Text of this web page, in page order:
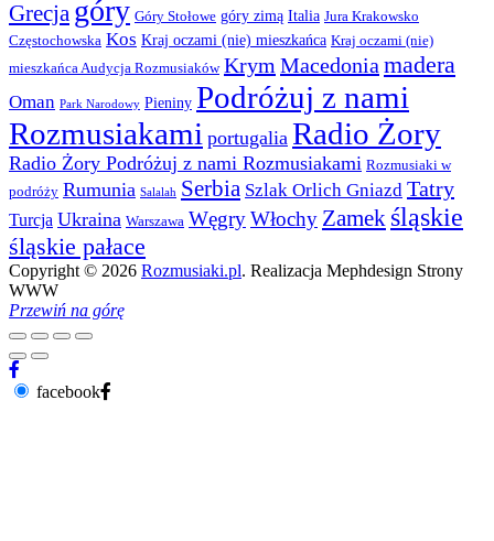
Grecja góry Góry Stołowe góry zimą Italia Jura Krakowsko
Częstochowska Kos Kraj oczami (nie) mieszkańca Kraj oczami (nie)
mieszkańca Audycja Rozmusiaków Krym Macedonia madera
Oman Park Narodowy Pieniny Podróżuj z nami
Rozmusiakami portugalia Radio Żory
Radio Żory Podróżuj z nami Rozmusiakami Rozmusiaki w
podróży Rumunia Salalah Serbia Szlak Orlich Gniazd Tatry
Turcja Ukraina Warszawa WęgryWłochy Zamek śląskie
śląskie pałace
Copyright © 2026 Rozmusiaki.pl. Realizacja Mephdesign Strony
WWW
Przewiń na górę
facebook